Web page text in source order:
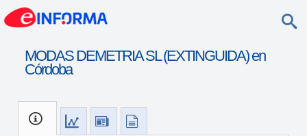
MODAS DEMETRIA SL (EXTINGUIDA) en
Córdoba